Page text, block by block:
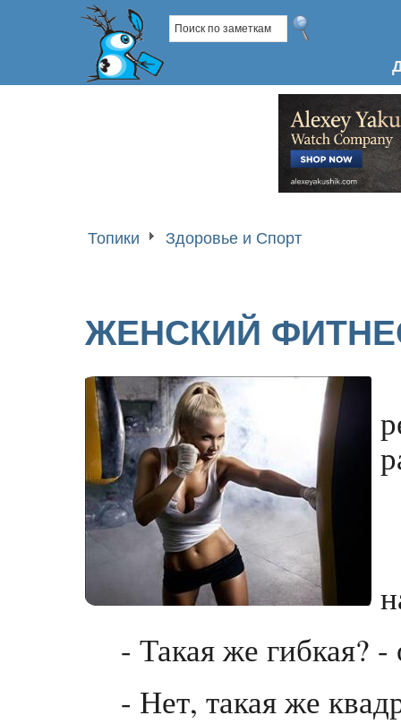
Топики Здоровье и Спорт
ЖЕНСКИЙ
- Такая же гибкая?
- Нет, такая же